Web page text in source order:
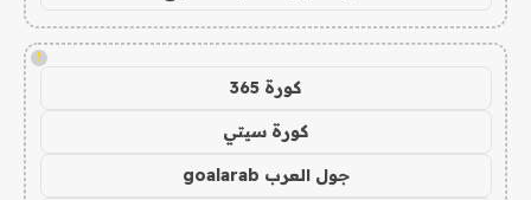
!
كورة 365
كورة سيتي
جول العرب goalarab